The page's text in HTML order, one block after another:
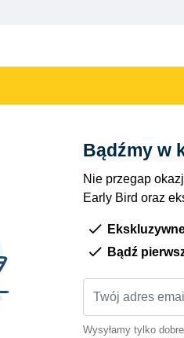
Bądźmy w
Nie przegap
Early Bird oraz
Bądź
Wysyłamy tylko